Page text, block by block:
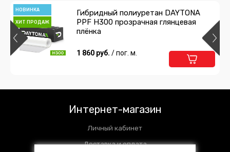
НОВИНКА
ХИТ ПРОДАЖ
Гибридный полиуретан DAYTONA
PPF H300 прозрачная глянцевая
плёнка
1 860 руб. / пог. м.
Интернет-магазин
Личный кабинет
Доставка и оплата